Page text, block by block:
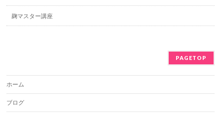
麹マスター講座
PAGETOP
ホーム
ブログ